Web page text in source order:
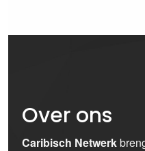
Over ons
Caribisch Netwerk